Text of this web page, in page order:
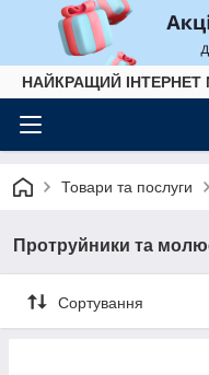
НАЙКРАЩИЙ ІНТЕРНЕТ
Товари та послуги
Протруйники та
Сортування